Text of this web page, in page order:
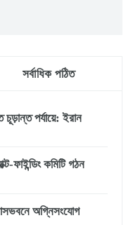
সর্বাধিক পঠিত
চূড়ান্ত পর্যায়ে: ইরান
ফাইন্ডিং কমিটি গঠন
অগ্নিসংযোগ